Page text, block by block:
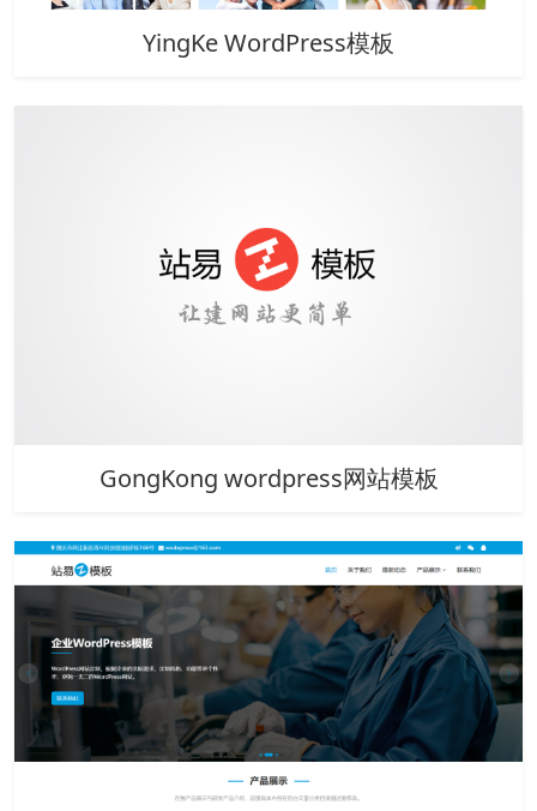
YingKe WordPress模板
GongKong wordpress网站模板